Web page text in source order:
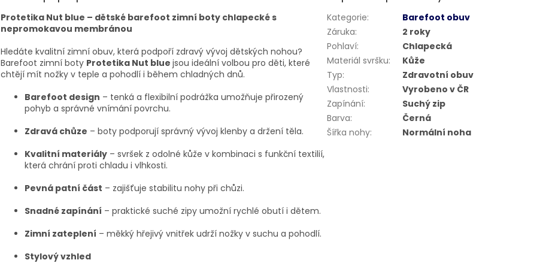
Protetika Nut blue – dětské barefoot zimní boty chlapecké s
nepromokavou membránou
Hledáte kvalitní zimní obuv, která podpoří zdravý vývoj dětských nohou?
Barefoot zimní boty Protetika Nut blue jsou ideální volbou pro děti, které
chtějí mít nožky v teple a pohodlí i během chladných dnů.
Barefoot design – tenká a flexibilní podrážka umožňuje přirozený
pohyb a správné vnímání povrchu.
Zdravá chůze – boty podporují správný vývoj klenby a držení těla.
Kvalitní materiály – svršek z odolné kůže v kombinaci s funkční textilií,
která chrání proti chladu i vlhkosti.
Pevná patní část – zajišťuje stabilitu nohy při chůzi.
Snadné zapínání – praktické suché zipy umožní rychlé obutí i dětem.
Zimní zateplení – měkký hřejivý vnitřek udrží nožky v suchu a pohodlí.
Stylový vzhled
Kategorie:
Barefoot obuv
Záruka:
2 roky
Pohlaví:
Chlapecká
Materiál svršku:
Kůže
Typ:
Zdravotní obuv
Vlastnosti:
Vyrobeno v ČR
Zapínání:
Suchý zip
Barva:
Černá
Šířka nohy: Normální noha